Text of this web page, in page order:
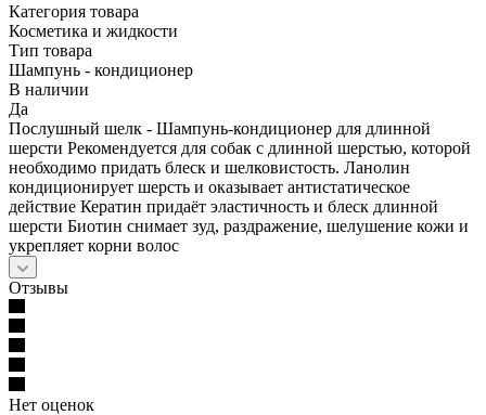
Категория товара
Косметика и жидкости
Тип товара
Шампунь - кондиционер
В наличии
Да
Послушный шелк - Шампунь-кондиционер для длинной
шерсти Рекомендуется для собак с длинной шерстью, которой
необходимо придать блеск и шелковистость. Ланолин
кондиционирует шерсть и оказывает антистатическое
действие Кератин придаёт эластичность и блеск длинной
шерсти Биотин снимает зуд, раздражение, шелушение кожи и
укрепляет корни волос
Отзывы
Нет оценок